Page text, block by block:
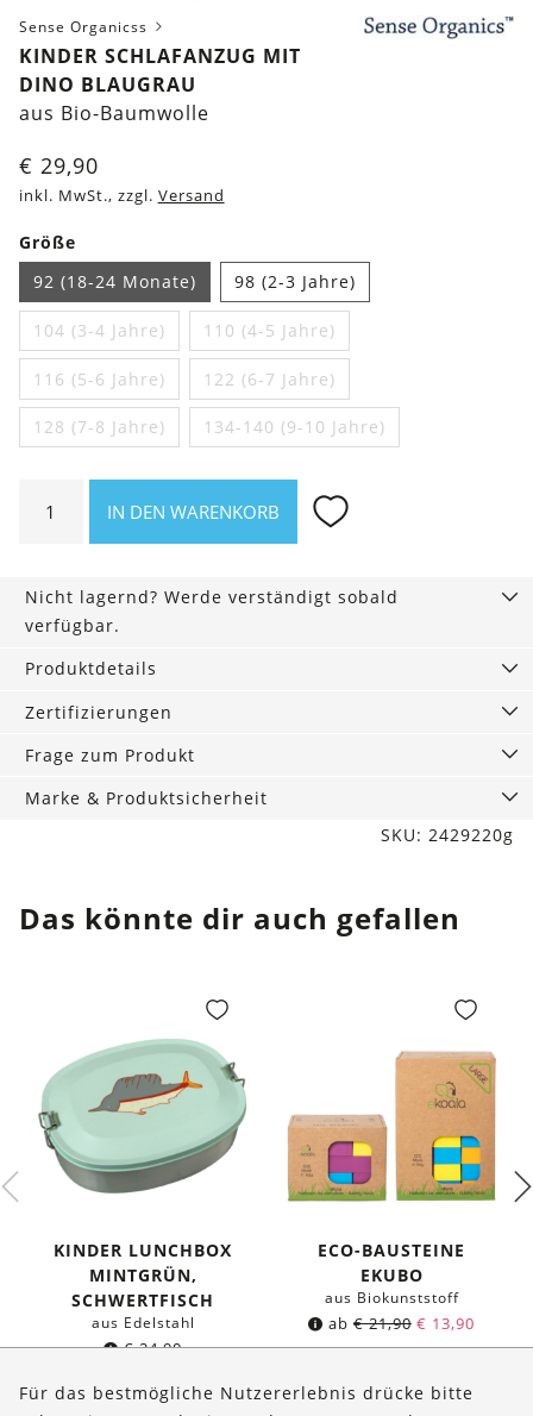
Sense Organicss
KINDER SCHLAFANZUG MIT
DINO BLAUGRAU
aus Bio-Baumwolle
€ 29,90
inkl. MwSt., zzgl. Versand
Größe
92 (18-24 Monate)
98 (2-3 Jahre)
104 (3-4 Jahre) 110 (4-5 Jahre)
116 (5-6 Jahre) 122 (6-7 Jahre)
128 (7-8 Jahre) 134-140 (9-10 Jahre)
Schlafanzug
blaugrau
Menge
IN DEN WARENKORB
Nicht lagernd? Werde verständigt sobald
verfügbar.
Produktdetails
Zertifizierungen
Frage zum Produkt
Marke & Produktsicherheit
SKU: 2429220g
Das könnte dir auch gefallen
KINDER LUNCHBOX
MINTGRÜN,
SCHWERTFISCH
aus Edelstahl
€24,90
ECO-BAUSTEINE
EKUBO
aus Biokunststoff
ab€21,90 € 13,90
Für das bestmögliche Nutzererlebnis drücke bitte